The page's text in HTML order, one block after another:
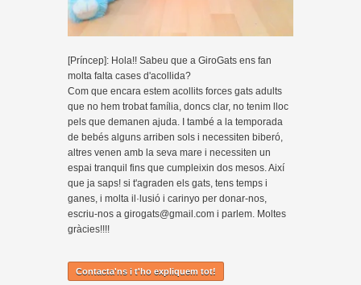
[Príncep]: Hola!! Sabeu que a GiroGats ens fan
molta falta cases d'acollida?
Com que encara estem acollits forces gats adults
que no hem trobat família, doncs clar, no tenim lloc
pels que demanen ajuda. I també a la temporada
de bebés alguns arriben sols i necessiten biberó,
altres venen amb la seva mare i necessiten un
espai tranquil fins que cumpleixin dos mesos. Així
que ja saps! si t'agraden els gats, tens temps i
ganes, i molta il·lusió i carinyo per donar-nos,
escriu-nos a girogats@gmail.com i parlem. Moltes
gràcies!!!!
Contacta'ns i t'ho expliquem tot!